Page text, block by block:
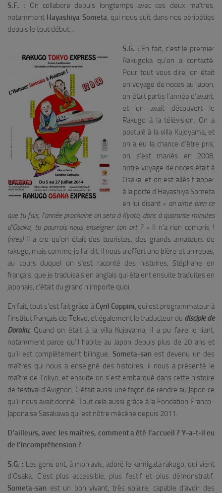
S.F. : On collabore depuis longtemps avec ces deux maîtres,
notamment Hayashiya Someta, qui nous suit dans nos péripéties
depuis le tout début…
S.G. : En fait, c’est le premier
Rakugoka qu’on a contacté.
Pour tout vous dire, on était
en voyage de noces au Japon,
on était partis l’année d’avant,
et on avait découvert le
Rakugo à la télévision. On a
postulé à la villa Kujoyama, et
on a eu la chance d’être pris,
on s’est mariés en 2008,
notre voyage de noces était à
Osaka, et on est allés frapper
à la porte d’Hayashiya Someta
en lui disant « on aime bien ce
que tu fais, l’année prochaine on sera à Kyoto, donc à quarante minutes
d’Osaka, tu pourrais nous enseigner ton art ? »Il n’a rien compris !
(rires)Il a cru qu’on était des touristes, des grands amateurs de
rakugo, mais comme je l’ai dit, il nous a offert une bière et un repas,
au cours duquel on s’est raconté des histoires, Stéphane en
français, que je traduisais en anglais qui étaient ensuite traduites en
japonais, c’était du grand n’importe quoi.
En fait, tout s’est fait grâce à Cyril Coppini, qui est programmateur à
l’institut français de Tokyo, et également le traducteur du disciple de
Doraku. Quand on était à la villa Kujoyama, il a pu faire le liant,
notamment parce qu’il habite au Japon depuis plus de 20 ans et
qu’il est complètement bilingue. Someta-san est devenu un des
maîtres qui nous a enseigné des histoires, il nous a présenté le
maître de Tokyo, et ensuite on s’est embarqué dans cette histoire
de festival d’Avignon. C’était aussi une façon de rendre au Japon ce
qu’il nous avait donné. Tout cela aussi grâce à la Fondation Franco-
Japonaise Sasakawa qui est nôtre mécène depuis 2011.
D’ailleurs, avec les maîtres, comment a été l’accueil ? Y-a-t-il eu
de l’incompréhension ?
S.G. : Les gens ont, à mon avis, adoré le kamigata rakugo, qui vient
d’Osaka. C’est plus accessible, plus festif et plus démonstratif.
Someta-san est un bon vivant, très solaire, capable d’avoir des